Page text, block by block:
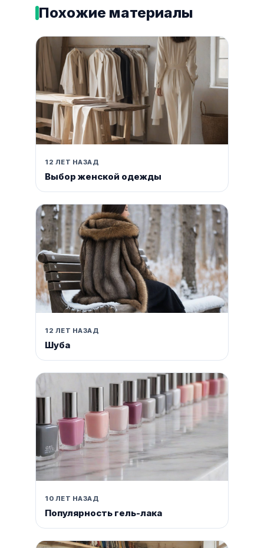
Похожие материалы
12 ЛЕТ НАЗАД
Выбор женской одежды
12 ЛЕТ НАЗАД
Шуба
10 ЛЕТ НАЗАД
Популярность гель-лака